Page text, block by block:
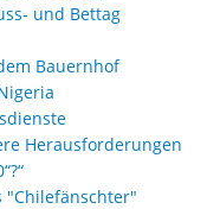
und Bettag
Bauernhof
Herausforderungen
"Chilefänschter"